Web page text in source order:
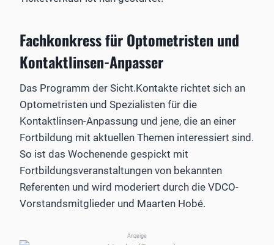
Fachkonkress für Optometristen und
Kontaktlinsen-Anpasser
Das Programm der Sicht.Kontakte richtet sich an
Optometristen und Spezialisten für die
Kontaktlinsen-Anpassung und jene, die an einer
Fortbildung mit aktuellen Themen interessiert sind.
So ist das Wochenende gespickt mit
Fortbildungsveranstaltungen von bekannten
Referenten und wird moderiert durch die VDCO-
Vorstandsmitglieder und Maarten Hobé.
Anzeige